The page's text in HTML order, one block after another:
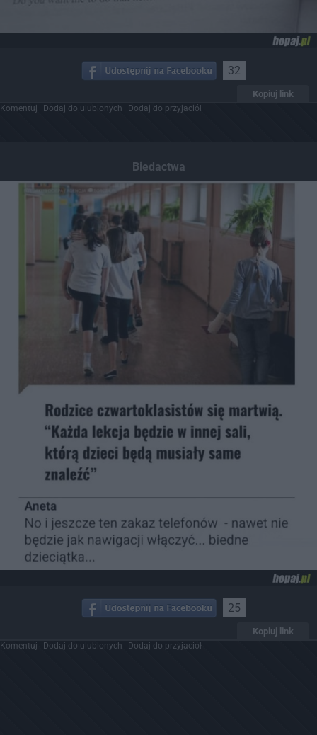
32
Kopiuj link
Komentuj Dodaj do ulubionych Dodaj do przyjaciół
Biedactwa
25
Kopiuj link
Komentuj Dodaj do ulubionych Dodaj do przyjaciół